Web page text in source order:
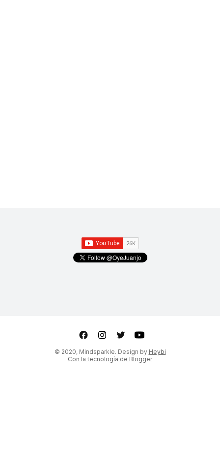
Con la tecnología de Blogger
© 2020, Mindsparkle. Design by Heybi